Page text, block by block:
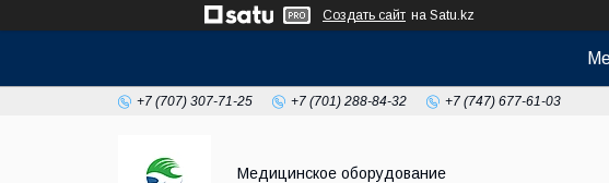
Создать сайт на Satu.kz
+7 (707) 307-71-25 +7 (701) 288-84-32 +7 (747) 677-61-03
Медицинское оборудование